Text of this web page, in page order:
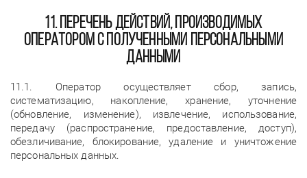
11. Перечень действий, производимых
Оператором с полученными персональными
данными
11.1. Оператор осуществляет сбор, запись,
систематизацию, накопление, хранение, уточнение
(обновление, изменение), извлечение, использование,
передачу (распространение, предоставление, доступ),
обезличивание, блокирование, удаление и уничтожение
персональных данных.